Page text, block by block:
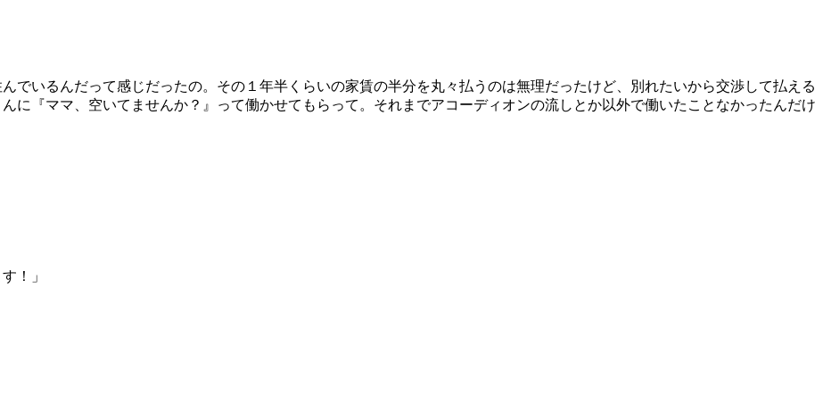
でいるんだって感じだったの。その１年半くらいの家賃の半分を丸々払うのは無理だったけど、別れたいから交渉して払える
に『ママ、空いてませんか？』って働かせてもらって。それまでアコーディオンの流しとか以外で働いたことなかったんだけ
！」